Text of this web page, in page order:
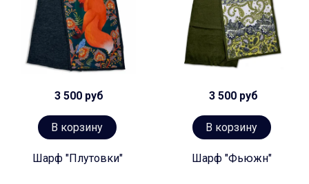
3 500 руб
В корзину
Шарф "Плутовки"
3 500 руб
В корзину
Шарф "Фьюжн"